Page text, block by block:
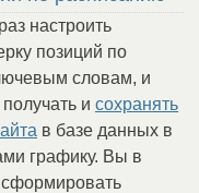
настроить
позиций по
словам, и
и сохранять
в базе данных в
графику. Вы в